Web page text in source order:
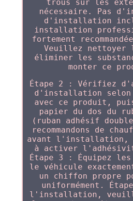
trous sur les
nécessaire. Pas
d'installation
installation
fortement
Veuillez nettoyer
éliminer les
monter ce
Étape 2 : Vérifiez
d'installation selon
avec ce produit,
papier du dos du
(ruban adhésif
recommandons de
avant l'installation,
à activer
Étape 3 : Équipez
le véhicule
un chiffon propre
uniformément.
l'installation,